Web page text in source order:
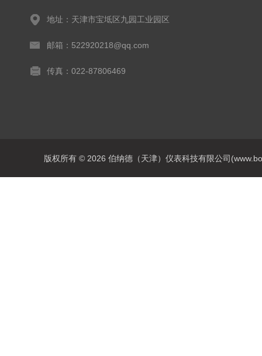
地址：天津市宝坻区九园工业园区
邮箱：522920218@qq.com
传真：022-87806469
版权所有 © 2026 伯纳德（天津）仪表科技有限公司